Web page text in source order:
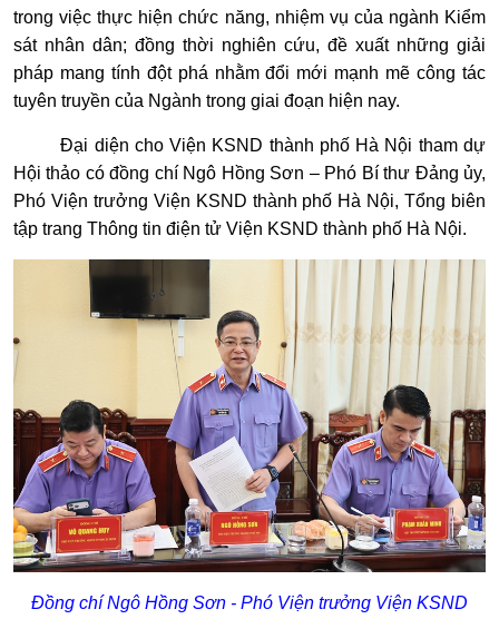
trong việc thực hiện chức năng, nhiệm vụ của ngành Kiểm
sát nhân dân; đồng thời nghiên cứu, đề xuất những giải
pháp mang tính đột phá nhằm đổi mới mạnh mẽ công tác
tuyên truyền của Ngành trong giai đoạn hiện nay.
Đại diện cho Viện KSND thành phố Hà Nội tham dự
Hội thảo có đồng chí Ngô Hồng Sơn – Phó Bí thư Đảng ủy,
Phó Viện trưởng Viện KSND thành phố Hà Nội, Tổng biên
tập trang Thông tin điện tử Viện KSND thành phố Hà Nội.
Đồng chí Ngô Hồng Sơn - Phó Viện trưởng Viện KSND